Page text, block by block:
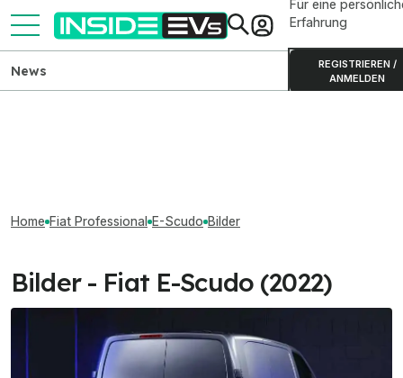
Für eine
Erfahrung
REGISTRIEREN /
ANMELDEN
News
Home Fiat Professional E-Scudo Bilder
Bilder - Fiat E-Scudo (2022)